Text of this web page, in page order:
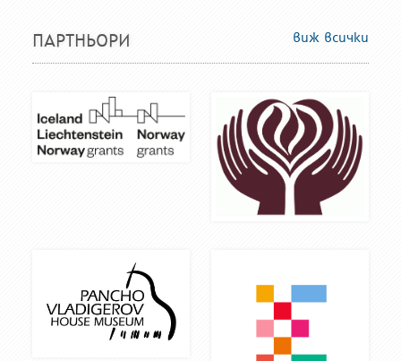
ПАРТНЬОРИ виж всички